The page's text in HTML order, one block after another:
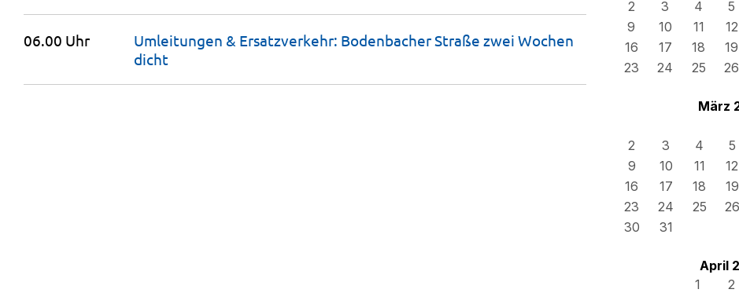
2
3 4 5
9
10 11 12
16
17 18 19
23
24 25 26
März
2
3 4 5
9
10 11 12
16
17 18 19
23
24 25 26
30
31
April
1
2
06.00 Uhr
Umleitungen & Ersatzverkehr: Bodenbacher Straße zwei Wochen
dicht